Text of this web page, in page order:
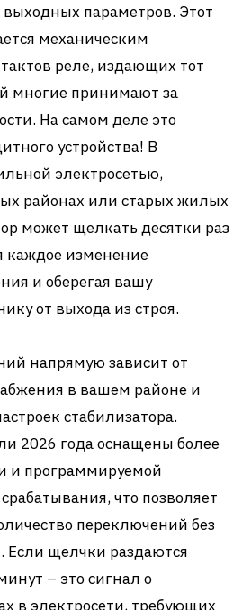
параметров. Этот
механическим
реле, издающих тот
многие принимают за
На самом деле это
устройства! В
электросетью,
районах или старых жилых
может щелкать десятки раз
каждое изменение
и оберегая вашу
от выхода из строя.
напрямую зависит от
в вашем районе и
стабилизатора.
2026 года оснащены более
и программируемой
что позволяет
переключений без
Если щелчки раздаются
– это сигнал о
в электросети, требующих